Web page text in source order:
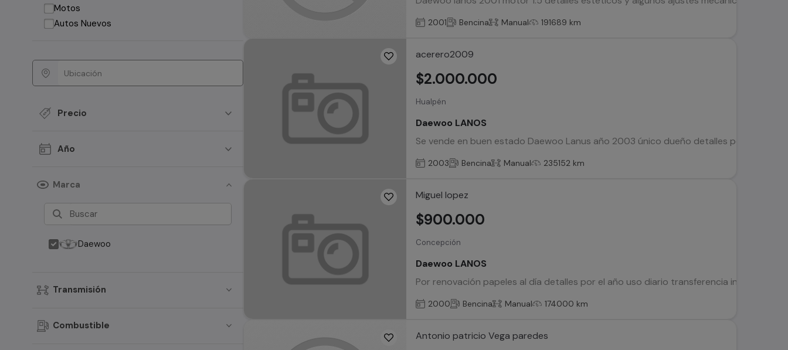
Motos
Autos Nuevos
Precio
Año
Marca
Daewoo
Transmisión
Combustible
2001 Bencina Manual 191689 km
acerero2009
Hualpén
Daewoo LANOS
Se vende en buen estado Daewoo Lanus año 2003 único dueño detalles por el año
$2.000.000
2003 Bencina Manual 235152 km
Miguel lopez
Concepción
Daewoo LANOS
Por renovación papeles al día detalles por el año uso diario transferencia inmediata
$900.000
2000 Bencina Manual 174000 km
Antonio patricio Vega paredes